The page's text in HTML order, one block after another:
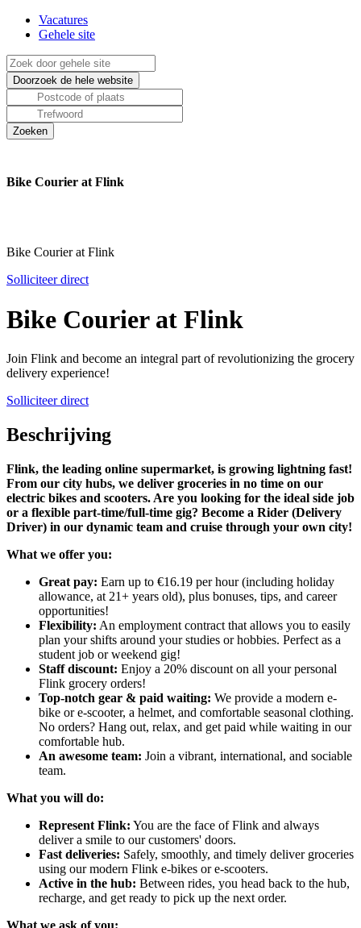
Vacatures
Gehele site
Bike Courier at Flink
Bike Courier at Flink
Solliciteer direct
Bike Courier at Flink
Join Flink and become an integral part of revolutionizing the grocery
delivery experience!
Solliciteer direct
Beschrijving
Flink, the leading online supermarket, is growing lightning fast!
From our city hubs, we deliver groceries in no time on our
electric bikes and scooters. Are you looking for the ideal side job
or a flexible part-time/full-time gig? Become a Rider (Delivery
Driver) in our dynamic team and cruise through your own city!
What we offer you:
Great pay: Earn up to €16.19 per hour (including holiday
allowance, at 21+ years old), plus bonuses, tips, and career
opportunities!
Flexibility: An employment contract that allows you to easily
plan your shifts around your studies or hobbies. Perfect as a
student job or weekend gig!
Staff discount: Enjoy a 20% discount on all your personal
Flink grocery orders!
Top-notch gear & paid waiting: We provide a modern e-
bike or e-scooter, a helmet, and comfortable seasonal clothing.
No orders? Hang out, relax, and get paid while waiting in our
comfortable hub.
An awesome team: Join a vibrant, international, and sociable
team.
What you will do:
Represent Flink: You are the face of Flink and always
deliver a smile to our customers' doors.
Fast deliveries: Safely, smoothly, and timely deliver groceries
using our modern Flink e-bikes or e-scooters.
Active in the hub: Between rides, you head back to the hub,
recharge, and get ready to pick up the next order.
What we ask of you: